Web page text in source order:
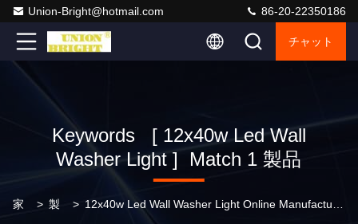
Union-Bright@hotmail.com 86-20-22350186
チャット
Keywords [ 12x40w Led Wall
Washer Light ] Match 1 製品
家 > 製 >